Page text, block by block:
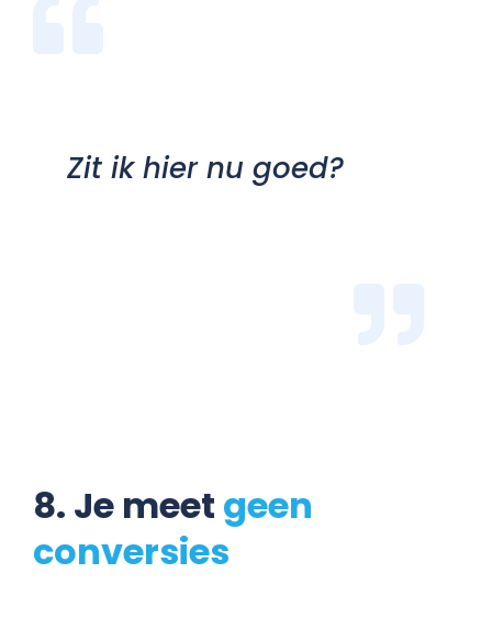
Zit ik hier nu goed?
8. Je meet geen
conversies